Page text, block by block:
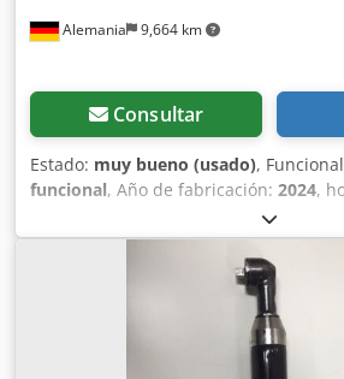
Alemania 9,664 km
Consultar
Estado: muy bueno (usado),
funcional, Año de fabricación: 2024,
, número de
6151570000, De nuestro inventario
demostración, probadas y totalmente
torsión inalámbrica de alto torque
CP8613 Herramienta de demostración
baterías (36 V 2,5 Ah) Precisión (6
de ralentí: 10 rpm Rango de par mín./